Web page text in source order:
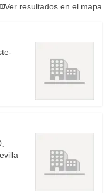
Ver resultados en el mapa